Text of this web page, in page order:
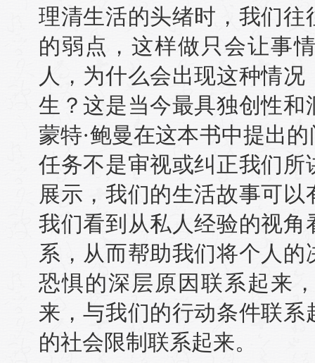
理清生活的头绪时，我们
的弱点，这样做只会让事
人，为什么会出现这种情
生？这是当今最具独创性
蒙特·鲍曼在这本书中提出
任务不是审视或纠正我们
展示，我们的生活故事可
我们看到从私人经验的视
系，从而帮助我们将个人
恐惧的深层原因联系起来
来，与我们的行动条件联
的社会限制联系起来。